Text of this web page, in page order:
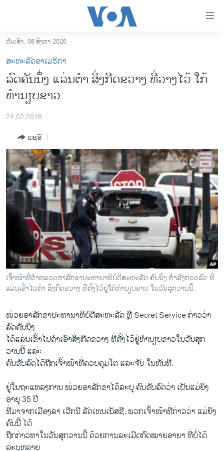
ເຂົ້າ
ຫາ
ຂ້າມ
ຂ້າມ
ຂ້າມ
ຫາ
ລາວ
ອາເມຣິກາ
ການເລືອກຕັ້ງ ປະທານາທີບໍດີ ສະຫະລັດ 2024
ຂ່າວ​ຈີນ
ໂລກ
ເອເຊຍ
ອິດສະຫຼະພາບດ້ານການຂ່າວ
ຊີວິດຊາວລາວ
ຊຸມຊົນຊາວລາວ
ວິທະຍາສາດ-ເທັກໂນໂລຈີ
ທຸລະກິດ
ພາສາອັງກິດ
ວີດີໂອ
ລາຍການກະຈາຍສຽງ
ລາຍງານ
ຕິດຕາມພວກເຮົາ ທີ່
ວັນເສົາ, 08 ສິງຫາ 2026
ສະຫະລັດອາເມຣິກາ
ລົດຄັນນຶ່ງ ແລ່ນຕຳ ສິ່ງກີດຂວາງ ທີ່ວາງໄວ້ ໃກ້
ທຳນຽບຂາວ
24,02,2018
ແຊຣ໌
ເຈົ້າໜ້າທີ່ຕຳຫລວດອາລັກຂາປະທານາທິບໍດີສະຫະລັດ ຄົນນຶ່ງ ກຳລັງກວດລົດ ທີ່
ແລ່ນ​ເຂົ້າໄປ​ຕຳ ​​ສິ່ງ​ກີ​ດຂວາງ ທີ່ຕັ້ງໄວ້ຢູ່ໃກ້​ທຳນຽບຂາວ ​ໃນ​ວັນ​ສຸກ​ວານ​ນີ້. ​
ໜ່ວຍອາລັກຂາປະທານາທິບໍດີສະຫະລັດ ຫຼື Secret Service ກ່າວ​ວ່າ ​
ລົດ​ຄັນ​ນຶ່ງ
​ໄດ້ແລ່ນ​ເຂົ້າໄປ​ຕຳ​ເອົາ​ສິ່ງ​ກີ​ດຂວາງ ທີ່ຕັ້ງໄວ້ຢູ່​ທຳນຽບຂາວ​ໃນ​ວັນ​ສຸກ​
ວານ​ນີ້ ​ແລະ
​ຄົນຂັບ​ລົດ​ໄດ້​ຖືກ​ເຈົ້າໜ້າທີ່ຄວບ​ຄຸມ​ໂຕ ​ແລະ​ຈັບ ໃນ​ທັນ​ທີ.
ຢູ່​ໃນ​ຖະ​ແຫ​ລງການ ໜ່ວຍອາລັກຂາໄດ້ລະບຸ ​ຄົນ​ຂັບ​ລົດ​ວ່າ ​ເປັນ​ແມ່ຍິງ​
ອາຍຸ 35 ປີ ​
ທີ່​ມາຈາກເມືອງ​ລາ ​ເວີກນີ ລັດ​ເທນ​ເນັ​ສຊີ. ພວກ​ເຈົ້າ​ໜ້າ​ທີ່​ກ່າວ​ວ່າ ​ແມ່​ຍິງ​
ຄົນ​ນີ້ ​ໄດ້
​ຖືກ​ກ່າວ​ຫາ​ໃນ​ວັນ​ສຸກ​ວານ​ນີ້ ດ້ວຍ​ການ​ລະເມີດກົດໝາຍອາຍາ ​ທີ່​ບໍ່​ໄດ້
ລະບຸຫລາຍ